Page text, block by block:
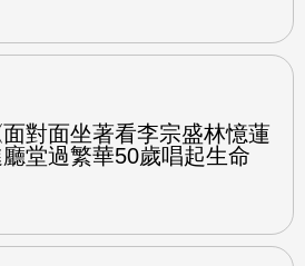
對面坐著看李宗盛林憶蓮
堂過繁華50歲唱起生命